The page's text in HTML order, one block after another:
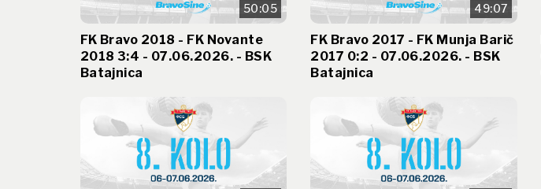
50:05
FK Bravo 2018 - FK Novante
2018 3:4 - 07.06.2026. - BSK
Batajnica
49:07
FK Bravo 2017 - FK Munja Barič
2017 0:2 - 07.06.2026. - BSK
Batajnica